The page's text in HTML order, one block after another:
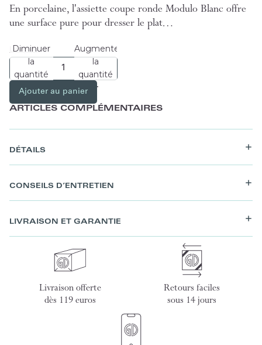
En porcelaine, l'assiette coupe ronde Modulo Blanc offre
une surface pure pour dresser le plat…
Lire plus
Diminuer
la
quantité
Augmenter
la
quantité
Ajouter au panier
ARTICLES COMPLÉMENTAIRES
DÉTAILS
CONSEILS D’ENTRETIEN
LIVRAISON ET GARANTIE
Livraison offerte
dès 119 euros
Retours faciles
sous 14 jours